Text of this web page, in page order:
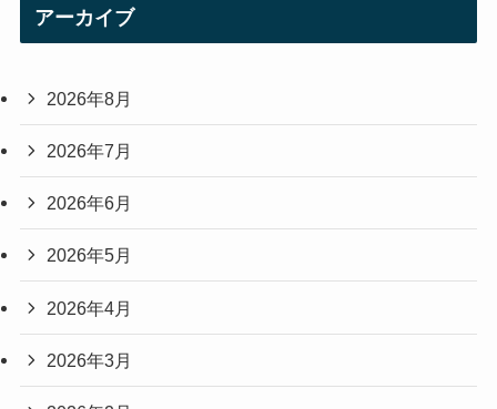
アーカイブ
2026年8月
2026年7月
2026年6月
2026年5月
2026年4月
2026年3月